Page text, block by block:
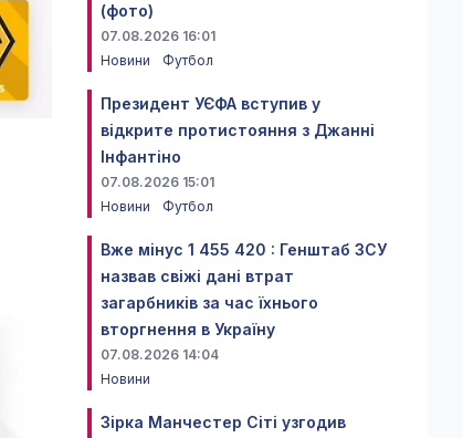
(фото)
07.08.2026 16:01
Новини
Футбол
Президент УЄФА вступив у
відкрите протистояння з Джанні
Інфантіно
07.08.2026 15:01
Новини
Футбол
Вже мінус 1 455 420 : Генштаб ЗСУ
назвав свіжі дані втрат
загарбників за час їхнього
вторгнення в Україну
07.08.2026 14:04
Новини
Зірка Манчестер Сіті узгодив